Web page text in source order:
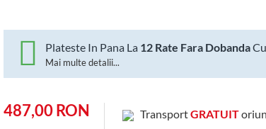
Plateste In Pana La 12 Rate Fara Dobanda
Mai multe detalii...
487,00 RON TransportGRATUIT